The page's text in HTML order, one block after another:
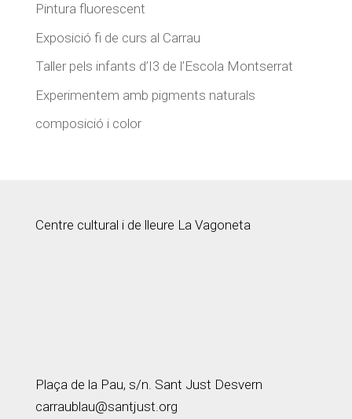
Pintura fluorescent
Exposició fi de curs al Carrau
Taller pels infants d’I3 de l’Escola Montserrat
Experimentem amb pigments naturals
composició i color
Centre cultural i de lleure La Vagoneta
Plaça de la Pau, s/n. Sant Just Desvern
carraublau@santjust.org